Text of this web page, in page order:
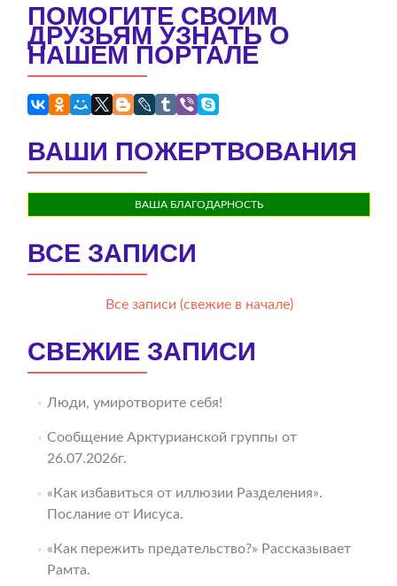
ПОМОГИТЕ СВОИМ
ДРУЗЬЯМ УЗНАТЬ О
НАШЕМ ПОРТАЛЕ
ВАШИ ПОЖЕРТВОВАНИЯ
ВАША БЛАГОДАРНОСТЬ
ВСЕ ЗАПИСИ
Все записи (свежие в начале)
СВЕЖИЕ ЗАПИСИ
Люди, умиротворите себя!
Сообщение Арктурианской группы от
26.07.2026г.
«Как избавиться от иллюзии Разделения».
Послание от Иисуса.
«Как пережить предательство?» Рассказывает
Рамта.